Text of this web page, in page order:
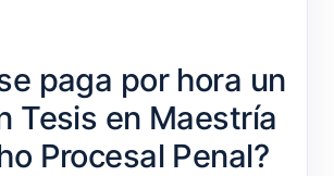
paga por hora un
Tesis en Maestría
Procesal Penal?